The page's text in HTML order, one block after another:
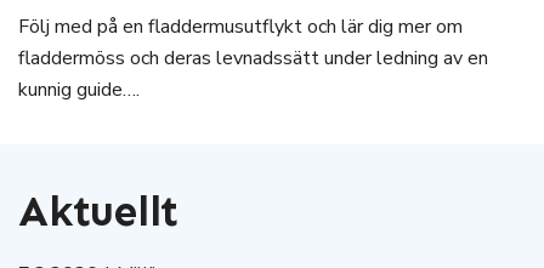
Följ med på en fladdermusutflykt och lär dig mer om
fladdermöss och deras levnadssätt under ledning av en
kunnig guide….
Aktuellt